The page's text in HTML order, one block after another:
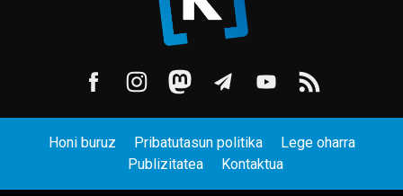
Honi buruz Pribatutasun politika
Lege oharra
Publizitatea
Kontaktua